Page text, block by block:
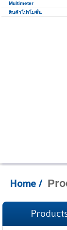
Multimeter
สินค้าโปรโมชั่น
Products